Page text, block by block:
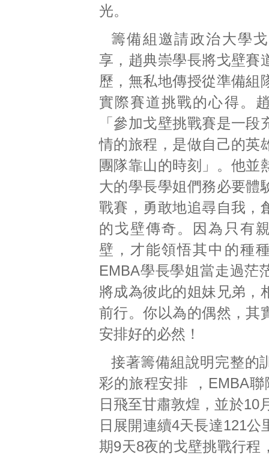
光。
籌備組邀請政治大學
享，趙典崇學長將戈壁賽
歷，無私地傳授從準備組
實際賽道挑戰的心得。
「參加戈壁挑戰賽是一段
情的旅程，是做自己的英
團隊靠山的時刻」。他並
大的學長學姐們務必要體
戰賽，勇敢地追尋自我，
的戈壁傳奇。因為只有
壁，才能領悟其中的種
EMBA學長學姐當走過茫
將成為彼此的姐妹兄弟，
前行。你以為的偶然，其
安排好的必然！
接著籌備組說明完整的
彩的旅程安排 ，EMBA
日飛至甘肅敦煌，並於10
日展開連續4天長達121公
期9天8夜的戈壁挑戰行程